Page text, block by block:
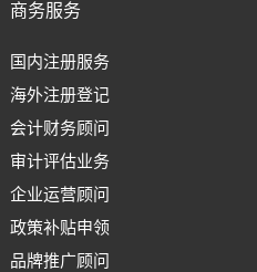
商务服务
国内注册服务
海外注册登记
会计财务顾问
审计评估业务
企业运营顾问
政策补贴申领
品牌推广顾问